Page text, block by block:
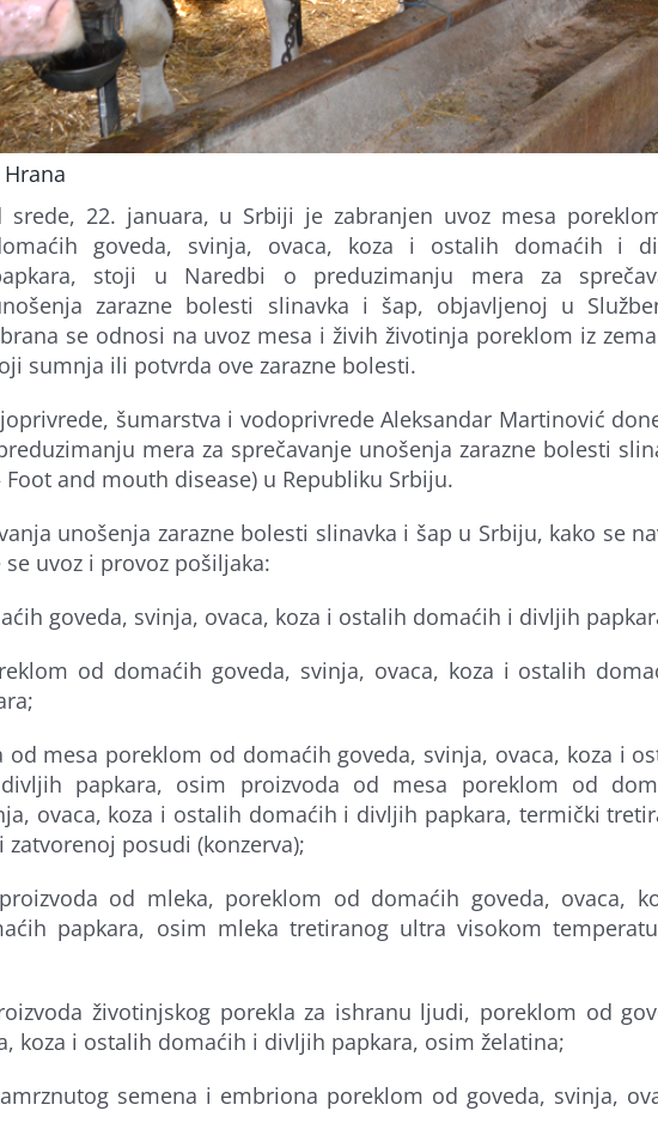
Hrana
srede, 22. januara, u Srbiji je zabranjen uvoz mesa
goveda, svinja, ovaca, koza i ostalih domaćih i
stoji u Naredbi o preduzimanju mera za
zarazne bolesti slinavka i šap, objavljenoj u
se odnosi na uvoz mesa i živih životinja poreklom iz
sumnja ili potvrda ove zarazne bolesti.
šumarstva i vodoprivrede Aleksandar Martinović
mera za sprečavanje unošenja zarazne bolesti
Foot and mouth disease) u Republiku Srbiju.
unošenja zarazne bolesti slinavka i šap u Srbiju, kako se
uvoz i provoz pošiljaka:
goveda, svinja, ovaca, koza i ostalih domaćih i divljih
od domaćih goveda, svinja, ovaca, koza i ostalih
od mesa poreklom od domaćih goveda, svinja, ovaca, koza i
papkara, osim proizvoda od mesa poreklom od
ovaca, koza i ostalih domaćih i divljih papkara, termički
zatvorenoj posudi (konzerva);
od mleka, poreklom od domaćih goveda, ovaca,
papkara, osim mleka tretiranog ultra visokom
životinjskog porekla za ishranu ljudi, poreklom od
koza i ostalih domaćih i divljih papkara, osim želatina;
semena i embriona poreklom od goveda, svinja,